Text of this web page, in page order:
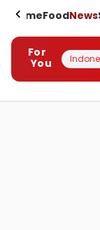
HomeFoodNews
For
You